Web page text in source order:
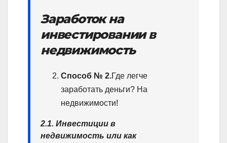
Заработок на
инвестировании в
недвижимость
Способ № 2.Где легче
заработать деньги? На
недвижимости!
2.1. Инвестиции в
недвижимость или как